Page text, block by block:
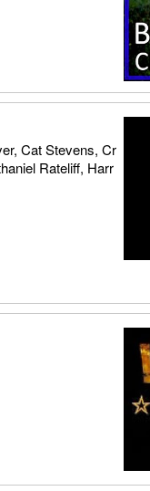
Cat Stevens, Cr
Rateliff, Harr